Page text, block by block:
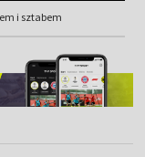
i sztabem